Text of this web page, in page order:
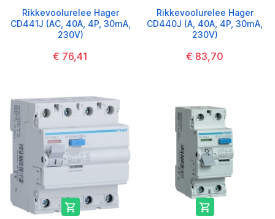
Rikkevoolurelee Hager
CD441J (AC, 40A, 4P, 30mA,
230V)
€ 76,41
Rikkevoolurelee Hager
CD440J (A, 40A, 4P, 30mA,
230V)
€ 83,70
 